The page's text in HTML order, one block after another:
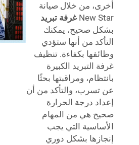
من خلال صيانة
غرفة تبريد
صحيح، يمكنك
من أنها ستؤدي
بكفاءة. تنظيف
التبريد الكبيرة
ومراقبتها بحثًا
والتأكد من أن
درجة الحرارة
هي من المهام
التي يجب
بشكل دوري